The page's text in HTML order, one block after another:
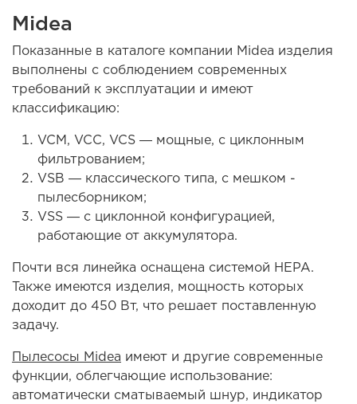
Midea
Показанные в каталоге компании Midea изделия
выполнены с соблюдением современных
требований к эксплуатации и имеют
классификацию:
VCM, VCC, VCS ― мощные, с циклонным
фильтрованием;
VSB ― классического типа, с мешком -
пылесборником;
VSS ― с циклонной конфигурацией,
работающие от аккумулятора.
Почти вся линейка оснащена системой НЕРА.
Также имеются изделия, мощность которых
доходит до 450 Вт, что решает поставленную
задачу.
Пылесосы Midea имеют и другие современные
функции, облегчающие использование:
автоматически сматываемый шнур, индикатор